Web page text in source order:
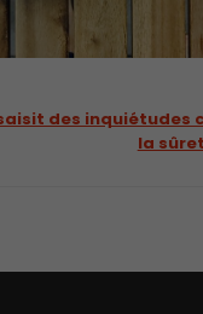
des inquiétudes
la